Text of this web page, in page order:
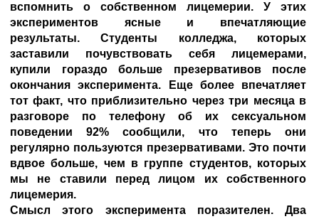
вспомнить о собственном лицемерии. У этих
экспериментов ясные и впечатляющие
результаты. Студенты колледжа, которых
заставили почувствовать себя лицемерами,
купили гораздо больше презервативов после
окончания эксперимента. Еще более впечатляет
тот факт, что приблизительно через три месяца в
разговоре по телефону об их сексуальном
поведении 92% сообщили, что теперь они
регулярно пользуются презервативами. Это почти
вдвое больше, чем в группе студентов, которых
мы не ставили перед лицом их собственного
лицемерия.
Смысл этого эксперимента поразителен. Два